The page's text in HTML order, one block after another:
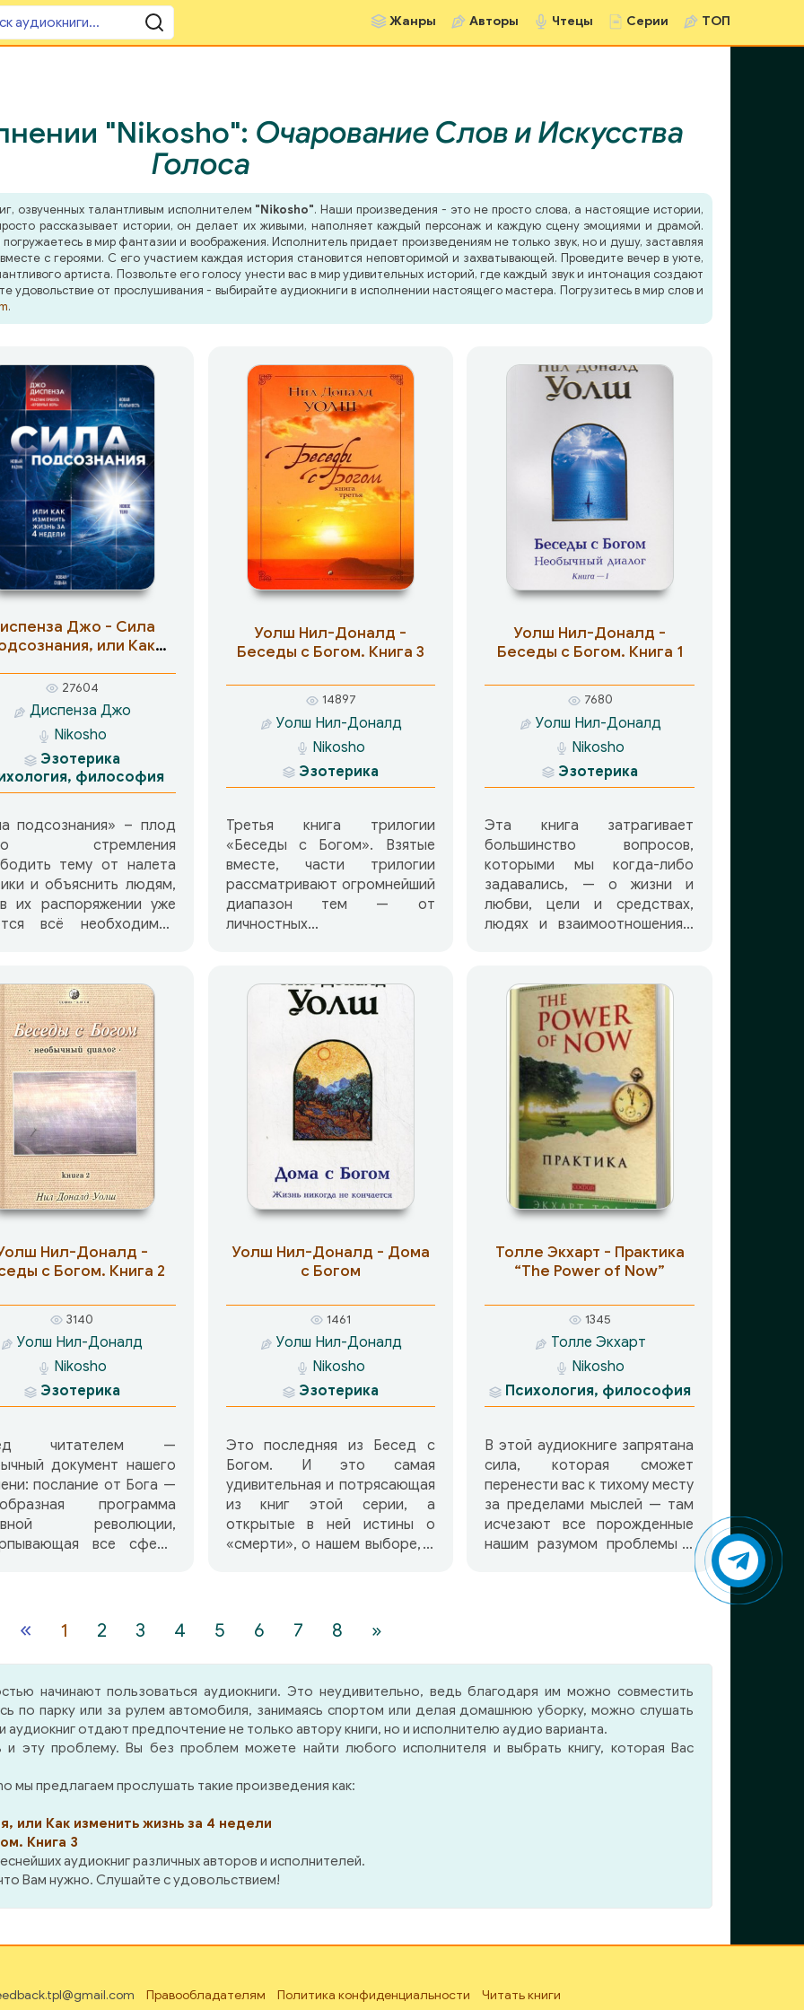
Жанры Авторы Чтецы Серии ТОП
"Nikosho": Очарование Слов и Искусства
Голоса
озвученных талантливым исполнителем "Nikosho". Наши произведения - это не просто слова, а настоящие истории,
рассказывает истории, он делает их живыми, наполняет каждый персонаж и каждую сцену эмоциями и драмой.
в мир фантазии и воображения. Исполнитель придает произведениям не только звук, но и душу, заставляя
с героями. С его участием каждая история становится неповторимой и захватывающей. Проведите вечер в уюте,
артиста. Позвольте его голосу унести вас в мир удивительных историй, где каждый звук и интонация создают
удовольствие от прослушивания - выбирайте аудиокниги в исполнении настоящего мастера. Погрузитесь в мир слов и
.
Джо - Сила
или Как
недели
27604
Диспенза Джо
Nikosho
Эзотерика
философия
подсознания» – плод
стремления
тему от налета
и объяснить людям,
их распоряжении уже
всё необходимое
знать, нужно «знать,
Как применять и
под себя
научные концепции
мудрость, чтобы
свою жизнь на
новый уровень?
кто осмыслит
научные данные о
реальности и
себе применять
принципы в
жизни, станет
начала попрошу
отказаться от всякой
воспринимать
о которых пойдет речь
Всю информацию
применять на
иначе пользы от
беседы за ужином. А
вам удастся
свой разум истинной
вещей и избавиться от
в рамки
вы привыкли
реальность, вы
Уолш Нил-Доналд -
Беседы с Богом. Книга 3
14897
Уолш Нил-Доналд
Nikosho
Эзотерика
Третья книга трилогии
«Беседы с Богом». Взятые
вместе, части трилогии
рассматривают огромнейший
диапазон тем — от
личностных
реальности и космологии
Вселенной — и включают в
смерти, любви, браке, сексе,
воспитании детей, здоровье,
образовании, экономике,
политике, духовности и
религии, работе и средствах
существования, физике,
в обществе, процессе
созидания, наших отношениях
с Богом, экологии,
жизни в высокоразвитых
космических цивилизациях,
культурных мифах и
культурной этике, душе,
духовных партнерах,
природе истинной любви и
пути к блистательному
которая знает, что
Божественное — это наше
естественное наследие.
Уолш Нил-Доналд -
Беседы с Богом. Книга 1
7680
Уолш Нил-Доналд
Nikosho
Эзотерика
Эта книга затрагивает
большинство вопросов,
которыми мы когда-либо
задавались, — о жизни и
любви, цели и средствах,
людях и взаимоотношениях,
тропе к Богу и дороге в ад…
она обо всем. В ней открыто
обсуждаются секс, власть,
деньги, дети, брак, развод,
работа, здоровье, что будет
потом, что было прежде…
словом, все! В ней говорится
о войне и мире, о знании и
незнании, о том, что такое
давать и что такое брать, о
радости и печали. В ней
рассматриваются понятия
конкретного и абстрактного,
истинного и ложного…
Нил-Доналд -
с Богом. Книга 2
3140
Уолш Нил-Доналд
Nikosho
Эзотерика
читателем —
документ нашего
послание от Бога —
программа
революции,
все сферы
и тревожит,
что в ней, как в
мы предстаем в
— обращенное к
требование стать
стать выше
образа себя,
из
и
стать
того
которое как
жизни вечной Бог
человека, каким бы
Уолш Нил-Доналд - Дома
с Богом
1461
Уолш Нил-Доналд
Nikosho
Эзотерика
Это последняя из Бесед с
Богом. И это самая
удивительная и потрясающая
из книг этой серии, а
открытые в ней истины о
«смерти», о нашем выборе, о
нас, убрав из нее самый наш
сильный страх — страх
смерти и утраты.
Толле Экхарт - Практика
“The Power of Now”
1345
Толле Экхарт
Nikosho
Психология, философия
В этой аудиокниге запрятана
сила, которая сможет
перенести вас к тихому месту
за пределами мыслей — там
исчезают все порожденные
нашим разумом проблемы и
ключи, позволяющие открыть
легкость». Теперь вы просто
останавливаете мысли и
воспринимаете мир с
позиции Сейчас.
« 1 2 3 4 5 6 7 8 »
начинают пользоваться аудиокниги. Это неудивительно, ведь благодаря им можно совместить
по парку или за рулем автомобиля, занимаясь спортом или делая домашнюю уборку, можно слушать
отдают предпочтение не только автору книги, но и исполнителю аудио варианта.
и эту проблему. Вы без проблем можете найти любого исполнителя и выбрать книгу, которая Вас
мы предлагаем прослушать такие произведения как:
или Как изменить жизнь за 4 недели
Книга 3
аудиокниг различных авторов и исполнителей.
Вам нужно. Слушайте с удовольствием!
Правообладателям Политика конфиденциальности Читать книги